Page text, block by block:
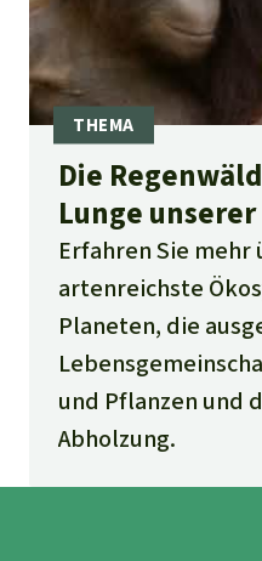
Die
Lunge unserer
Erfahren Sie mehr
artenreichste
Planeten, die
und Pflanzen und
Abholzung.